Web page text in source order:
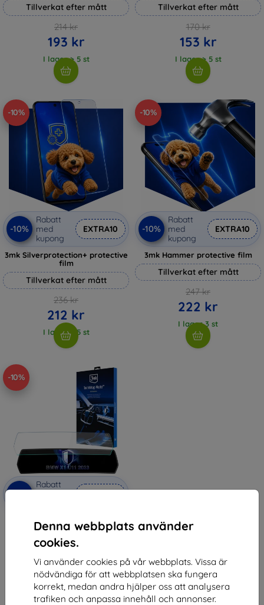
Denna webbplats använder
cookies.
Vi använder cookies på vår webbplats. Vissa är
nödvändiga för att webbplatsen ska fungera
korrekt, medan andra hjälper oss att analysera
trafiken och anpassa innehåll och annonser.
Tillverkat efter mått
214 kr
193 kr
I lager > 5 st
Tillverkat efter mått
170 kr
153 kr
I lager > 5 st
-10%
-10%
Rabatt
med
kupong
EXTRA10
3mk Silverprotection+ protective
film
Tillverkat efter mått
236 kr
212 kr
I lager > 5 st
-10%
-10%
Rabatt
med
kupong
EXTRA10
3mk Hammer protective film
Tillverkat efter mått
247 kr
222 kr
I lager 3 st
-10%
-10%
Rabatt
3mk TechWrap Matte Center
Display Protective film for BMW
X1 U11 2023-
570 kr
513 kr
I lager > 5 st